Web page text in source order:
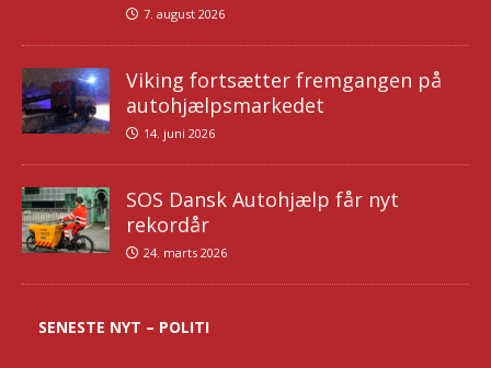
7. august 2026
Viking fortsætter fremgangen på
autohjælpsmarkedet
14. juni 2026
SOS Dansk Autohjælp får nyt
rekordår
24. marts 2026
SENESTE NYT – POLITI